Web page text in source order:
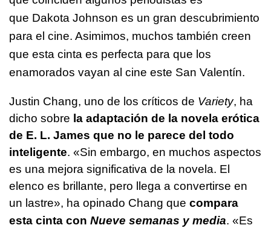
que Dakota Johnson es un gran descubrimiento
para el cine. Asimimos, muchos también creen
que esta cinta es perfecta para que los
enamorados vayan al cine este San Valentín.
Justin Chang, uno de los críticos de Variety, ha
dicho sobre la adaptación de la novela erótica
de E. L. James que no le parece del todo
inteligente. «Sin embargo, en muchos aspectos
es una mejora significativa de la novela. El
elenco es brillante, pero llega a convertirse en
un lastre», ha opinado Chang que compara
esta cinta con Nueve semanas y media. «Es